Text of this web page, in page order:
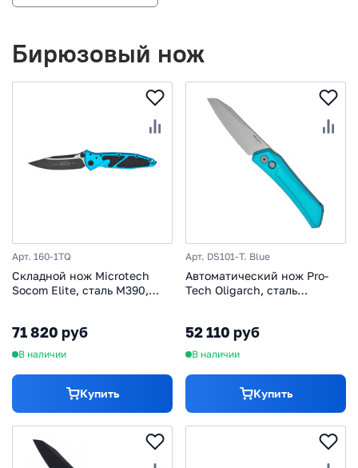
Бирюзовый нож
Арт. 160-1TQ
Складной нож Microtech
Socom Elite, сталь M390,
71 820 руб
В наличии
Купить
Арт. DS101-T. Blue
Автоматический нож Pro-
Tech Oligarch, сталь
52 110 руб
В наличии
Купить